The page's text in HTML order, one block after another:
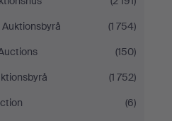
(1 754)
(150)
(1 752)
(6)